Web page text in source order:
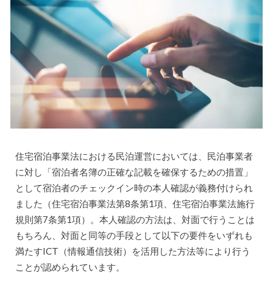
住宅宿泊事業法における民泊運営においては、民泊事業者
に対し「宿泊者名簿の正確な記載を確保するための措置」
として宿泊者のチェックイン時の本人確認が義務付けられ
ました（住宅宿泊事業法第8条第1項、住宅宿泊事業法施行
規則第7条第1項）。本人確認の方法は、対面で行うことは
もちろん、対面と同等の手段として以下の要件をいずれも
満たすICT（情報通信技術）を活用した方法等により行う
ことが認められています。